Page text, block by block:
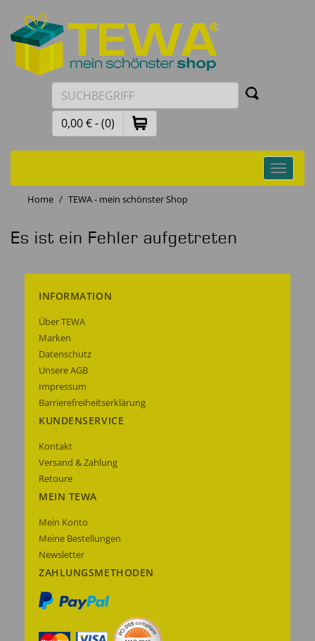
0,00 € - (0)
Toggle
Home
TEWA - mein schönster Shop
Es ist ein Fehler aufgetreten
INFORMATION
Über TEWA
Marken
Datenschutz
Unsere AGB
Impressum
Barrierefreiheitserklärung
KUNDENSERVICE
Kontakt
Versand & Zahlung
Retoure
MEIN TEWA
Mein Konto
Meine Bestellungen
Newsletter
ZAHLUNGSMETHODEN